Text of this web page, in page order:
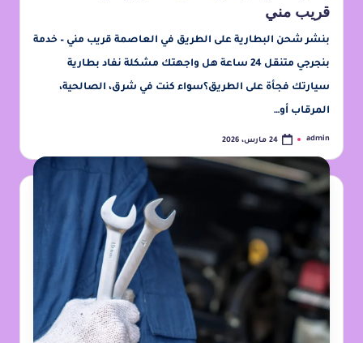
قريب مني
بنشر شحن البطارية على الطريق في العاصمة قريب مني – خدمة
بنجرجي متنقل 24 ساعة هل واجهتك مشكلة نفاد بطارية
سيارتك فجأة على الطريق؟سواء كنت في شرق، الصالحية،
المرقاب أو…
admin 24 مارس، 2026